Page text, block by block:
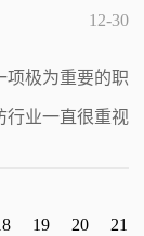
12-30
项极为重要的职
行业一直很重视
19 20
21